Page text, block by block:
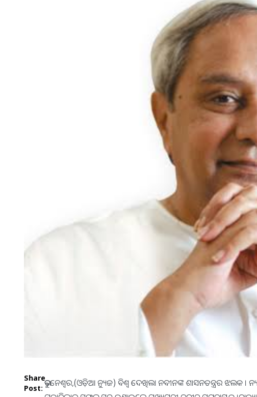
Share
Post:
ଭୁବନେଶ୍ୱର,(ଓଡ଼ିଆ ନ୍ୟୁଜ) ବିଶ୍ୱ ଦେଖିଲା ନବୀନଙ୍କ ଶାସନତନ୍ତ୍ରର ଝଲକ ।